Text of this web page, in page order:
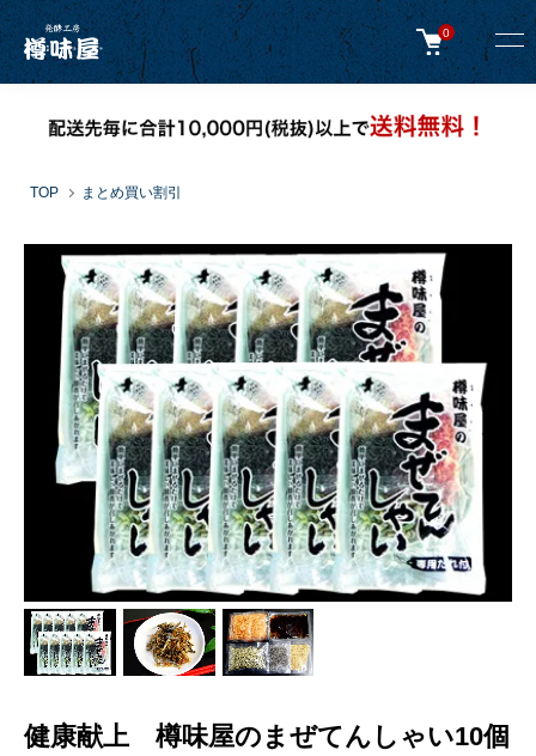
0
TOP まとめ買い割引
健康献上 樽味屋のまぜてんしゃい10個